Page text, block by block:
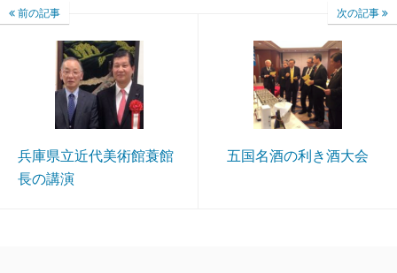
前の記事
兵庫県立近代美術館蓑館
長の講演
次の記事
五国名酒の利き酒大会